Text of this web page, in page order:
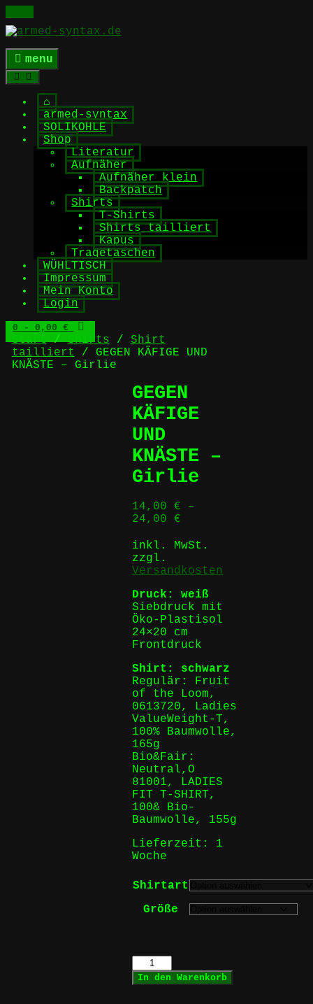
Skip
to
content
menu
⌂
armed-syntax
SOLIKOHLE
Shop
Literatur
Aufnäher
Aufnäher klein
Backpatch
Shirts
T-Shirts
Shirts tailliert
Kapus
Tragetaschen
WÜHLTISCH
Impressum
Mein Konto
Login
0 - 0,00 €
Start/Shirts / Shirt
tailliert / GEGEN KÄFIGE UND
KNÄSTE – Girlie
GEGEN
KÄFIGE
UND
KNÄSTE –
Girlie
14,00€ –
24,00€
inkl. MwSt.
zzgl.
Versandkosten
Druck: weiß
Siebdruck mit
Öko-Plastisol
24×20 cm
Frontdruck
Shirt: schwarz
Regulär: Fruit
of the Loom,
0613720, Ladies
ValueWeight-T,
100% Baumwolle,
165g
Bio&Fair:
Neutral,O
81001, LADIES
FIT T-SHIRT,
100& Bio-
Baumwolle, 155g
Lieferzeit: 1
Woche
Shirtart
Größe
GEGEN
KÄFIGE
UND
In den Warenkorb